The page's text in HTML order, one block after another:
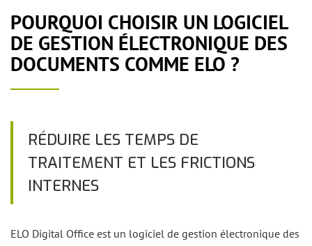
POURQUOI CHOISIR UN LOGICIEL
DE GESTION ÉLECTRONIQUE DES
DOCUMENTS COMME ELO ?
RÉDUIRE LES TEMPS DE
TRAITEMENT ET LES FRICTIONS
INTERNES
ELO Digital Office est un logiciel de gestion électronique des